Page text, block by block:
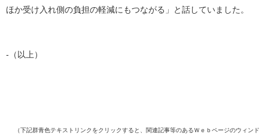
ほか受け入れ側の負担の軽減にもつながる」と話していました。
‐（以上）
（下記群青色テキストリンクをクリックすると、関連記事等のあるＷｅｂページのウィンド